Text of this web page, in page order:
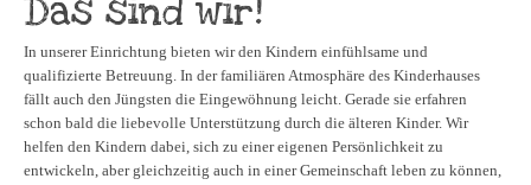
Das sind wir!
In unserer Einrichtung bieten wir den Kindern einfühlsame und
qualifizierte Betreuung. In der familiären Atmosphäre des Kinderhauses
fällt auch den Jüngsten die Eingewöhnung leicht. Gerade sie erfahren
schon bald die liebevolle Unterstützung durch die älteren Kinder. Wir
helfen den Kindern dabei, sich zu einer eigenen Persönlichkeit zu
entwickeln, aber gleichzeitig auch in einer Gemeinschaft leben zu können,